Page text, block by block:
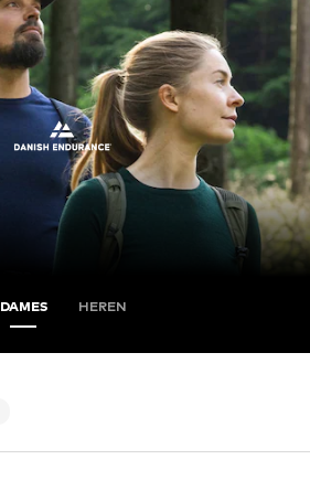
DAMES HEREN